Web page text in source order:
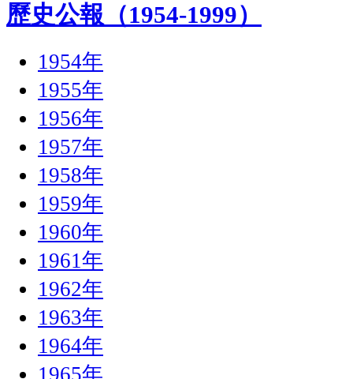
歷史公報（1954-1999）
1954年
1955年
1956年
1957年
1958年
1959年
1960年
1961年
1962年
1963年
1964年
1965年